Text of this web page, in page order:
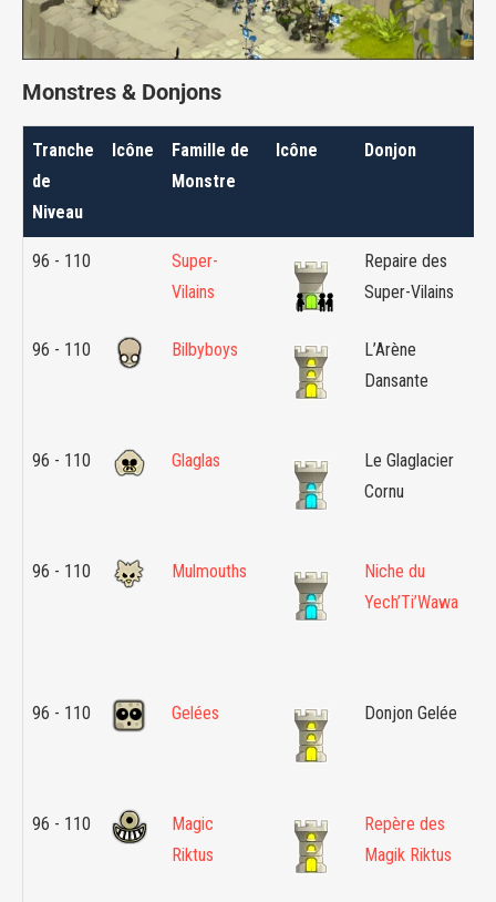
Monstres & Donjons
Tranche
de
Niveau
Icône
Famille de
Monstre
Icône Donjon
96 - 110
Super-
Vilains
Repaire des
Super-Vilains
96 - 110 Bilbyboys
L’Arène
Dansante
96 - 110 Glaglas
Le Glaglacier
Cornu
96 - 110 Mulmouths
Niche du
Yech’Ti’Wawa
96 - 110 Gelées Donjon Gelée
96 - 110
Magic
Riktus
Repère des
Magik Riktus